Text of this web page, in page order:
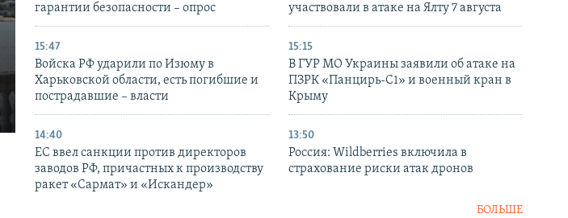
гарантии безопасности – опрос
участвовали в атаке на Ялту 7 августа
15:47
Войска РФ ударили по Изюму в
Харьковской области, есть погибшие и
пострадавшие – власти
15:15
В ГУР МО Украины заявили об атаке на
ПЗРК «Панцирь-С1» и военный кран в
Крыму
14:40
ЕС ввел санкции против директоров
заводов РФ, причастных к производству
ракет «Сармат» и «Искандер»
13:50
Россия: Wildberries включила в
страхование риски атак дронов
БОЛЬШЕ